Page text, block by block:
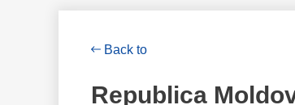
Back to
Republica